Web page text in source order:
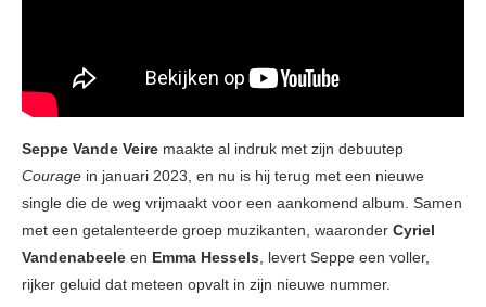
Seppe Vande Veire maakte al indruk met zijn debuutep
Courage in januari 2023, en nu is hij terug met een nieuwe
single die de weg vrijmaakt voor een aankomend album. Samen
met een getalenteerde groep muzikanten, waaronder Cyriel
Vandenabeele en Emma Hessels , levert Seppe een voller,
rijker geluid dat meteen opvalt in zijn nieuwe nummer.